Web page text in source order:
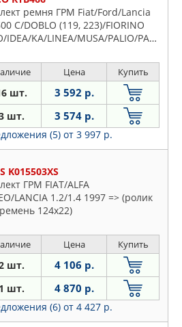
ремня ГРМ Fiat/Ford/Lancia
C/DOBLO (119, 223)/FIORINO
IDEA/KA/LINEA/MUSA/PALIO/PANDA
(199)/PUNTO
SIENA/STRADA (178E)/YPSILON
04/1996->
Цена Купить
шт. 3 592 р.
шт. 3 574 р.
(5) от 3 997 р.
K015503XS
ГРМ FIAT/ALFA
LANCIA 1.2/1.4 1997 => (ролик
124x22)
Цена Купить
шт. 4 106 р.
1 шт. 4 870 р.
(6) от 4 427 р.